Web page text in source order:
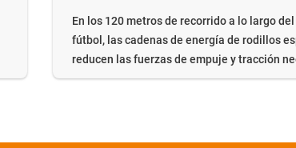
En los 120 metros de recorrido a lo largo
fútbol, las cadenas de energía de rodillos
reducen las fuerzas de empuje y tracción